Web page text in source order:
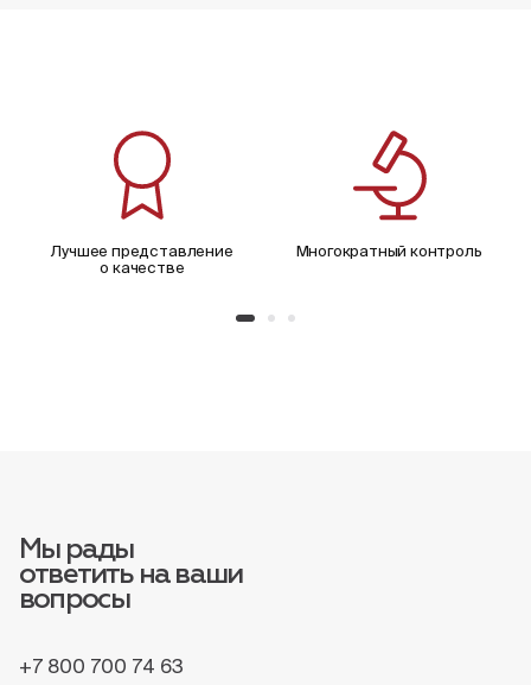
Лучшее представление
о качестве
Многократный контроль
Мы рады
ответить на ваши
вопросы
+7 800 700 74 63